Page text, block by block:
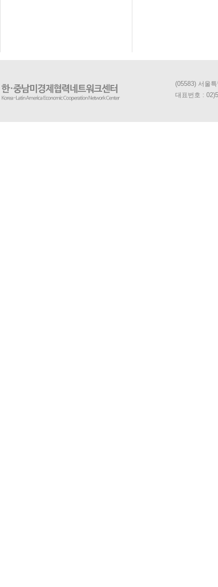
(05583) 서울
대표번호 :